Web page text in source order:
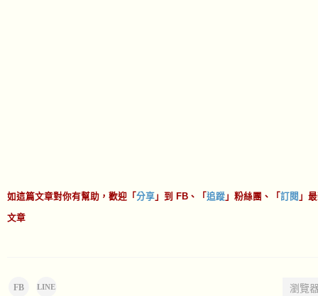
如這篇文章對你有幫助，歡迎「 分享 」到 FB、「 追蹤 」粉絲團、「 訂閱 」
文章
FB LINE 瀏覽